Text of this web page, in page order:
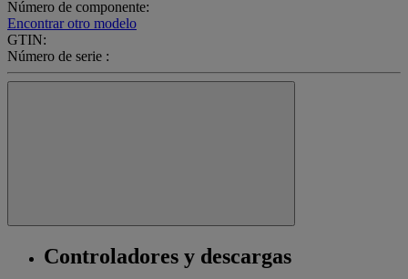
Número de componente:
Encontrar otro modelo
GTIN:
Número de serie :
Controladores y descargas